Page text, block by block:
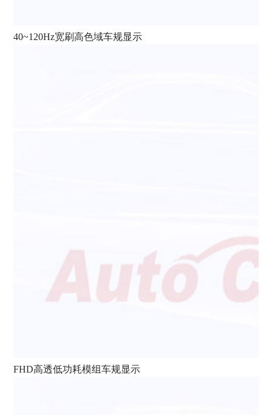
40~120Hz宽刷高色域车规显示
FHD高透低功耗模组车规显示